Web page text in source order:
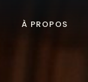
À PROPOS